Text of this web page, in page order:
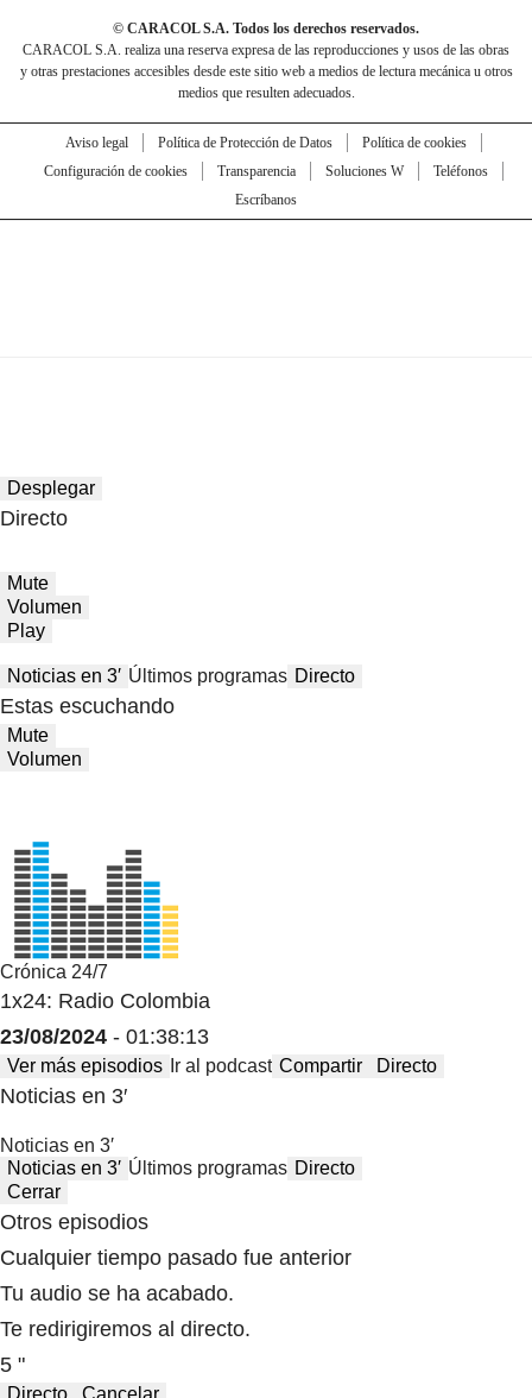
© CARACOL S.A. Todos los derechos reservados.
CARACOL S.A. realiza una reserva expresa de las reproducciones y usos de las obras
y otras prestaciones accesibles desde este sitio web a medios de lectura mecánica u otros
medios que resulten adecuados.
Aviso legal Política de Protección de Datos
Política de cookies
Configuración de cookies
Transparencia Soluciones W
Teléfonos
Escríbanos
Desplegar
Directo
Mute
Volumen
Play
Noticias en 3′ Últimos programas Directo
Estas escuchando
Mute
Volumen
Crónica 24/7
1x24: Radio Colombia
23/08/2024 - 01:38:13
Ver más episodios Ir al podcast Compartir Directo
Noticias en 3′
Noticias en 3′
Noticias en 3′ Últimos programas Directo
Cerrar
Otros episodios
Cualquier tiempo pasado fue anterior
Tu audio se ha acabado.
Te redirigiremos al directo.
5 "
Directo Cancelar